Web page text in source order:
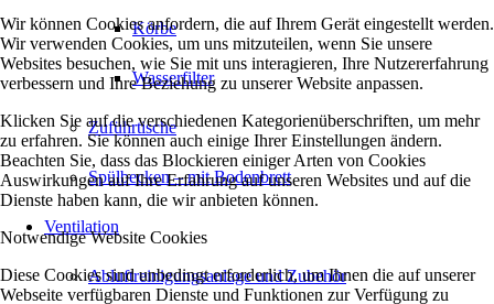
Körbe
Wasserfilter
Zuführtische
Spülbecken – mit Bodenbrett
Ventilation
Abluftreinigungsanlage und Zubehör
Wir können Cookies anfordern, die auf Ihrem Gerät eingestellt werden.
Wir verwenden Cookies, um uns mitzuteilen, wenn Sie unsere
Websites besuchen, wie Sie mit uns interagieren, Ihre Nutzererfahrung
verbessern und Ihre Beziehung zu unserer Website anpassen.
Klicken Sie auf die verschiedenen Kategorienüberschriften, um mehr
zu erfahren. Sie können auch einige Ihrer Einstellungen ändern.
Beachten Sie, dass das Blockieren einiger Arten von Cookies
Auswirkungen auf Ihre Erfahrung auf unseren Websites und auf die
Dienste haben kann, die wir anbieten können.
Notwendige Website Cookies
Diese Cookies sind unbedingt erforderlich, um Ihnen die auf unserer
Webseite verfügbaren Dienste und Funktionen zur Verfügung zu